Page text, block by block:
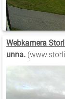
Webkamera
unna.